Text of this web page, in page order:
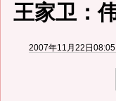
王家卫：
2007年11月22日08:05